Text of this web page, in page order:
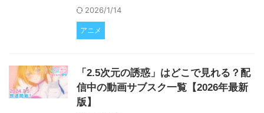
2026/1/14
アニメ
「2.5次元の誘惑」はどこで見れる？配
信中の動画サブスク一覧【2026年最新
版】